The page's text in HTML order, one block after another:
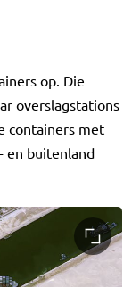
op. Die
overslagstations
containers met
en buitenland